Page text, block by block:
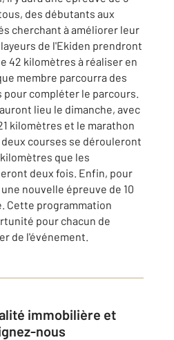
des débutants aux
cherchant à améliorer leur
de l'Ekiden prendront
42 kilomètres à réaliser en
membre parcourra des
compléter le parcours.
lieu le dimanche, avec
kilomètres et le marathon
courses se dérouleront
que les
deux fois. Enfin, pour
nouvelle épreuve de 10
Cette programmation
pour chacun de
de l'événement.
nous